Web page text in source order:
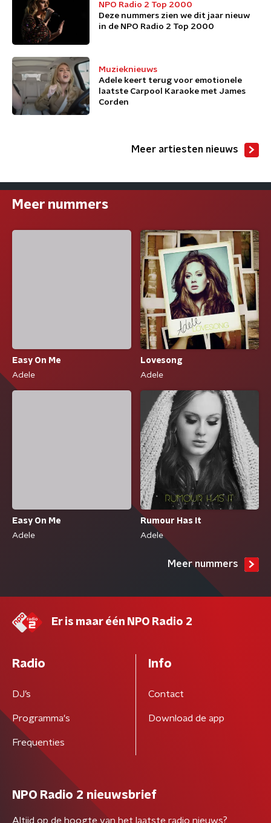
NPO Radio 2 Top 2000
Deze nummers zien we dit jaar nieuw
in de NPO Radio 2 Top 2000
Muzieknieuws
Adele keert terug voor emotionele
laatste Carpool Karaoke met James
Corden
Meer artiesten nieuws
Meer nummers
Easy On Me
Adele
Lovesong
Adele
Easy On Me
Adele
Rumour Has It
Adele
Meer nummers
Er is maar één NPO Radio 2
Radio
DJ’s
Programma's
Frequenties
Info
Contact
Download de app
NPO Radio 2 nieuwsbrief
Altijd op de hoogte van het laatste radio nieuws?